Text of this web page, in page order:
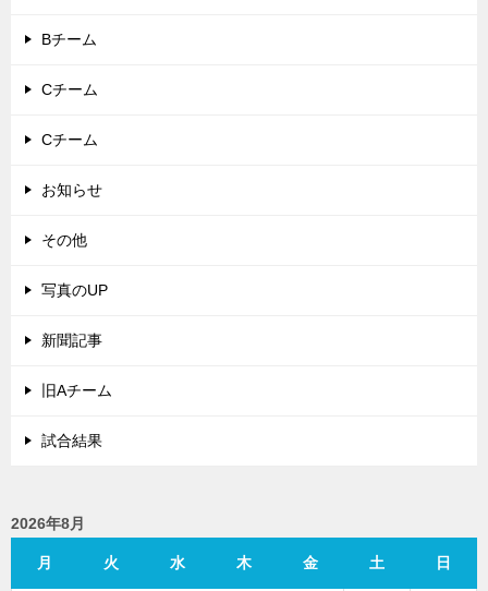
Bチーム
Cチーム
Cチーム
お知らせ
その他
写真のUP
新聞記事
旧Aチーム
試合結果
2026年8月
月 火 水 木 金 土 日